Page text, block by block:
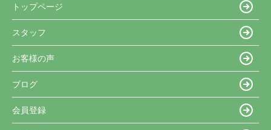
トップページ
スタッフ
お客様の声
ブログ
会員登録